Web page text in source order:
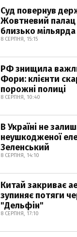
Суд повернув
Жовтневий палац
близько мільярда
8 СЕРПНЯ, 15:15
РФ знищила
Фори: клієнти
порожні полиці
8 СЕРПНЯ, 10:40
В Україні не
неушкодженої
Зеленський
8 СЕРПНЯ, 14:10
Китай закриває
зупиняє потяги
"Дельфін"
8 СЕРПНЯ, 17:10